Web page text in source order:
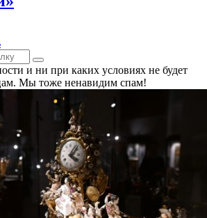
и ни при каких условиях не будет
Мы тоже ненавидим спам!